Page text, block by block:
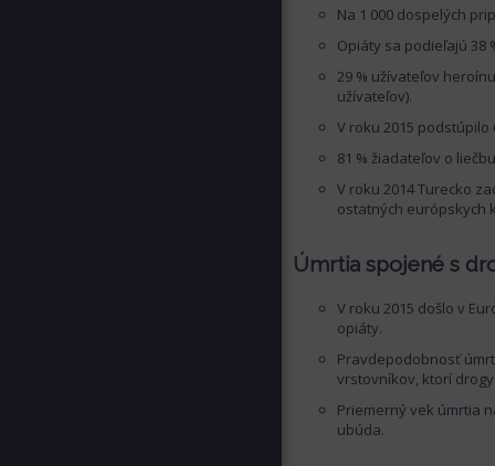
Na 1 000 dospelých
Opiáty sa podieľajú 38
29 % užívateľov
užívateľov).
V roku 2015
81 % žiadateľov o
V roku 2014 Turecko
ostatných európskych
Úmrtia spojené s
V roku 2015 došlo v
opiáty.
Pravdepodobnosť
vrstovníkov, ktorí
Priemerný vek úmrtia
ubúda.